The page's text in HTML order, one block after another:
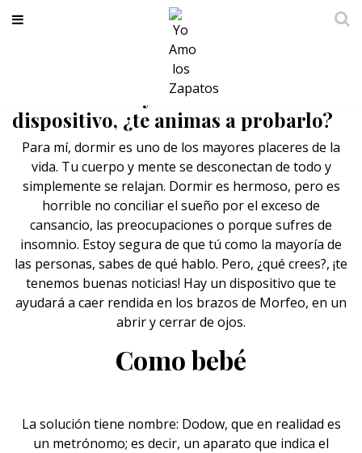
Conciliar el sueño será “pan
comido” con ayuda de este
dispositivo, ¿te animas a probarlo?
Para mí, dormir es uno de los mayores placeres de la
vida. Tu cuerpo y mente se desconectan de todo y
simplemente se relajan. Dormir es hermoso, pero es
horrible no conciliar el sueño por el exceso de
cansancio, las preocupaciones o porque sufres de
insomnio. Estoy segura de que tú como la mayoría de
las personas, sabes de qué hablo. Pero, ¿qué crees?, ¡te
tenemos buenas noticias! Hay un dispositivo que te
ayudará a caer rendida en los brazos de Morfeo, en un
abrir y cerrar de ojos.
Como bebé
La solución tiene nombre: Dodow, que en realidad es
un metrónomo; es decir, un aparato que indica el